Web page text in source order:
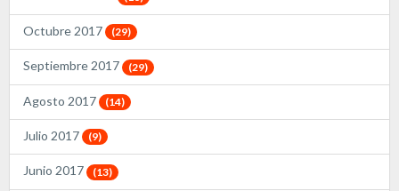
Octubre 2017 (29)
Septiembre 2017 (29)
Agosto 2017 (14)
Julio 2017 (9)
Junio 2017 (13)